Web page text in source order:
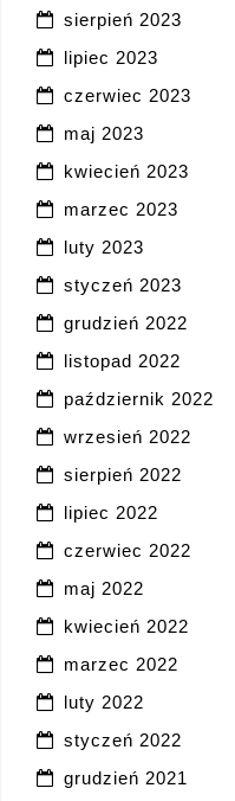
sierpień 2023
lipiec 2023
czerwiec 2023
maj 2023
kwiecień 2023
marzec 2023
luty 2023
styczeń 2023
grudzień 2022
listopad 2022
październik 2022
wrzesień 2022
sierpień 2022
lipiec 2022
czerwiec 2022
maj 2022
kwiecień 2022
marzec 2022
luty 2022
styczeń 2022
grudzień 2021